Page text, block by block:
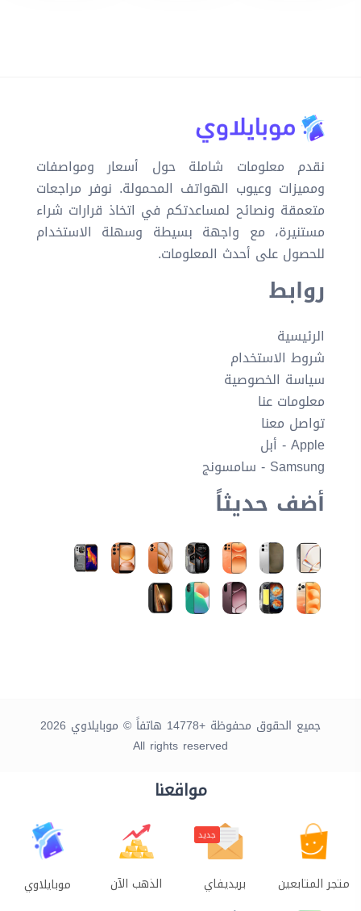
نقدم معلومات شاملة حول أسعار ومواصفات
ومميزات وعيوب الهواتف المحمولة. نوفر مراجعات
متعمقة ونصائح لمساعدتكم في اتخاذ قرارات شراء
مستنيرة، مع واجهة بسيطة وسهلة الاستخدام
للحصول على أحدث المعلومات.
روابط
الرئيسية
شروط الاستخدام
سياسة الخصوصية
معلومات عنا
تواصل معنا
Apple - أبل
Samsung - سامسونج
أضف حديثاً
جميع الحقوق محفوظة +14778 هاتفاً © موبايلاوي 2026
All rights reserved